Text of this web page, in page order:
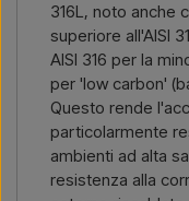
316L, noto anche
superiore all'AISI
AISI 316 per la
per 'low carbon'
Questo rende
particolarmente
ambienti ad alta
resistenza alla